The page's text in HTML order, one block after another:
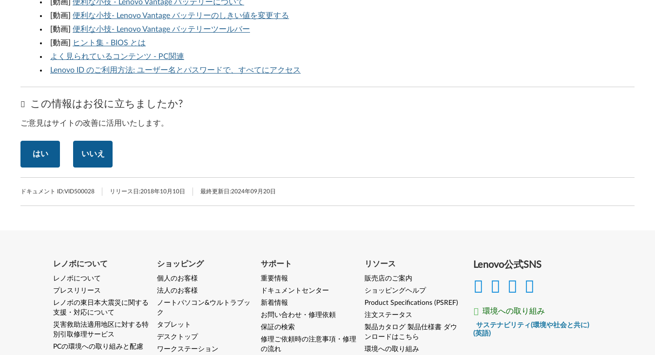
[動画] 便利な小技 - Lenovo Vantage バッテリーについて
[動画] 便利な小技- Lenovo Vantage バッテリーのしきい値を変更する
[動画] 便利な小技- Lenovo Vantage バッテリーツールバー
[動画]
ヒント集 - BIOS とは
よく見られているコンテンツ - PC関連
Lenovo ID のご利用方法: ユーザー名とパスワードで、すべてにアクセス
この情報はお役に立ちましたか?
ご意見はサイトの改善に活用いたします。
はい いいえ
ドキュメント ID:VID500028 リリース日:2018年10月10日 最終更新日:2024年09月20日
Lenovo公式SNS
環境への取り組み
サステナビリティ(環境や社会と共に)
(英語)
レノボについて
レノボについて
プレスリリース
レノボの東日本大震災に関する
支援・対応について
災害救助法適用地区に対する特
別引取修理サービス
PCの環境への取り組みと配慮
ショッピング
個人のお客様
法人のお客様
ノートパソコン&ウルトラブッ
ク
タブレット
デスクトップ
ワークステーション
サポート
重要情報
ドキュメントセンター
新着情報
お問い合わせ・修理依頼
保証の検索
修理ご依頼時の注意事項・修理
の流れ
リソース
販売店のご案内
ショッピングヘルプ
Product Specifications (PSREF)
注文ステータス
製品カタログ 製品仕様書 ダウ
ンロードはこちら
環境への取り組み